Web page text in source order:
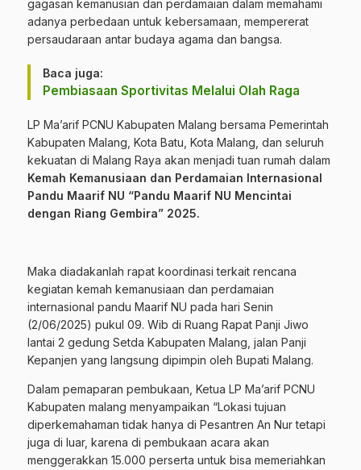
gagasan kemanusian dan perdamaian dalam memahami
adanya perbedaan untuk kebersamaan, mempererat
persaudaraan antar budaya agama dan bangsa.
Baca juga:
Pembiasaan Sportivitas Melalui Olah Raga
LP Ma’arif PCNU Kabupaten Malang bersama Pemerintah
Kabupaten Malang, Kota Batu, Kota Malang, dan seluruh
kekuatan di Malang Raya akan menjadi tuan rumah dalam
Kemah Kemanusiaan dan Perdamaian Internasional
Pandu Maarif NU “Pandu Maarif NU Mencintai
dengan Riang Gembira” 2025.
Maka diadakanlah rapat koordinasi terkait rencana
kegiatan kemah kemanusiaan dan perdamaian
internasional pandu Maarif NU pada hari Senin
(2/06/2025) pukul 09. Wib di Ruang Rapat Panji Jiwo
lantai 2 gedung Setda Kabupaten Malang, jalan Panji
Kepanjen yang langsung dipimpin oleh Bupati Malang.
Dalam pemaparan pembukaan, Ketua LP Ma’arif PCNU
Kabupaten malang menyampaikan “Lokasi tujuan
diperkemahaman tidak hanya di Pesantren An Nur tetapi
juga di luar, karena di pembukaan acara akan
menggerakkan 15.000 perserta untuk bisa memeriahkan